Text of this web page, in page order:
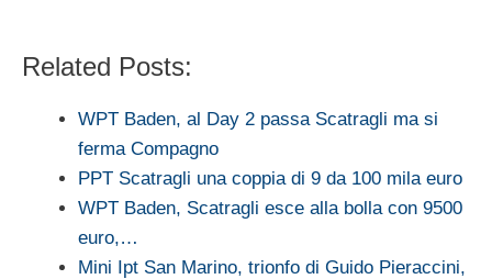
Related Posts:
WPT Baden, al Day 2 passa Scatragli ma si
ferma Compagno
PPT Scatragli una coppia di 9 da 100 mila euro
WPT Baden, Scatragli esce alla bolla con 9500
euro,…
Mini Ipt San Marino, trionfo di Guido Pieraccini,